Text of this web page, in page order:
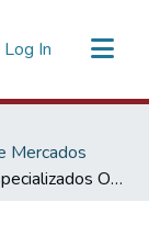
Log In (current)
Mercados
Informes especializados Oportunidades comerciales para productos pesqueros en Singapur